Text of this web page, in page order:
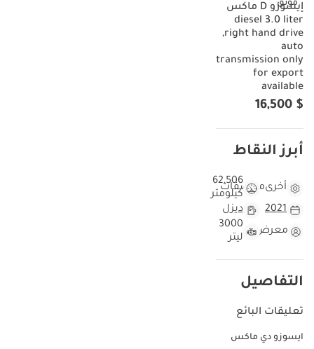
إيسوزو D ماكس
diesel 3.0 liter
,right hand drive
auto
transmission only
for export
available
$ 16,500
أبرز النقاط
أخرىمواصفات
62,506
كيلومتر
2021
ديزل
معرض
3000
ليتر
التفاصيل
تعليقات البائع
ايسوزو دي ماكس